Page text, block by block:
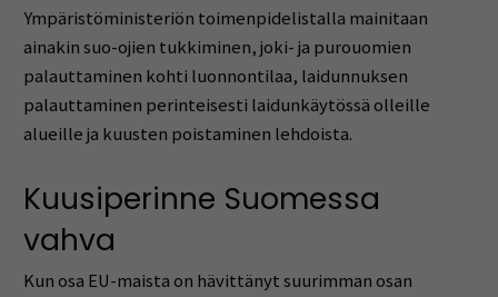
Ympäristöministeriön toimenpidelistalla mainitaan
ainakin suo-ojien tukkiminen, joki- ja purouomien
palauttaminen kohti luonnontilaa, laidunnuksen
palauttaminen perinteisesti laidunkäytössä olleille
alueille ja kuusten poistaminen lehdoista.
Kuusiperinne Suomessa
vahva
Kun osa EU-maista on hävittänyt suurimman osan